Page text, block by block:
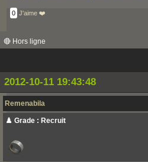
0 J'aime ❤️
🔴 Hors ligne
2012-10-11 19:43:48
Remenabila
♟️ Grade : Recruit